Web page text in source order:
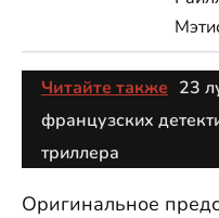
Читайте также 23
французских
триллера
Оригинальное